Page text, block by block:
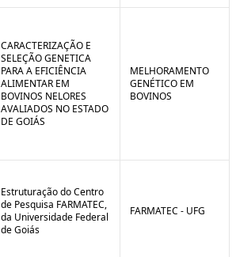
CARACTERIZAÇÃO E
SELEÇÃO GENETICA
PARA A EFICIÊNCIA
ALIMENTAR EM
BOVINOS NELORES
AVALIADOS NO ESTADO
DE GOIÁS
MELHORAMENTO
GENÉTICO EM
BOVINOS
Estruturação do Centro
de Pesquisa FARMATEC,
da Universidade Federal
de Goiás
FARMATEC - UFG